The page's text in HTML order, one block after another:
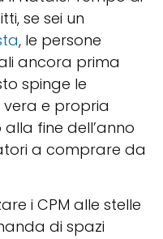
se sei un
, le persone
ancora prima
spinge le
vera e propria
fine dell’anno
a comprare da
i CPM alle stelle
di spazi